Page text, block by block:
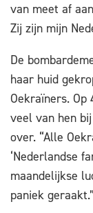
van meet af
Zij zijn mijn
De
haar huid
Oekraïners.
veel van hen
over. “Alle
‘Nederlandse
maandelijkse
paniek geraakt.”